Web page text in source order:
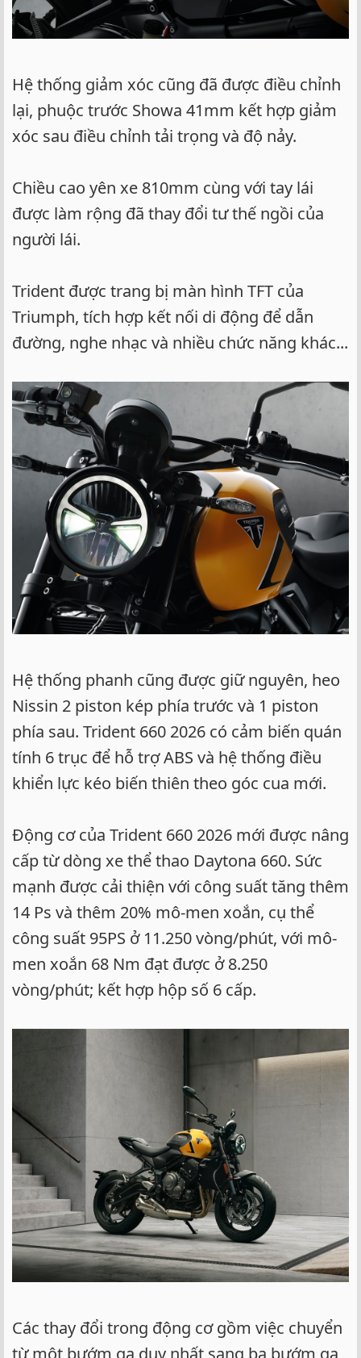
Hệ thống giảm xóc cũng đã được điều chỉnh
lại, phuộc trước Showa 41mm kết hợp giảm
xóc sau điều chỉnh tải trọng và độ nảy.
Chiều cao yên xe 810mm cùng với tay lái
được làm rộng đã thay đổi tư thế ngồi của
người lái.
Trident được trang bị màn hình TFT của
Triumph, tích hợp kết nối di động để dẫn
đường, nghe nhạc và nhiều chức năng khác...
Hệ thống phanh cũng được giữ nguyên, heo
Nissin 2 piston kép phía trước và 1 piston
phía sau. Trident 660 2026 có cảm biến quán
tính 6 trục để hỗ trợ ABS và hệ thống điều
khiển lực kéo biến thiên theo góc cua mới.
Động cơ của Trident 660 2026 mới được nâng
cấp từ dòng xe thể thao Daytona 660. Sức
mạnh được cải thiện với công suất tăng thêm
14 Ps và thêm 20% mô-men xoắn, cụ thể
công suất 95PS ở 11.250 vòng/phút, với mô-
men xoắn 68 Nm đạt được ở 8.250
vòng/phút; kết hợp hộp số 6 cấp.
Các thay đổi trong động cơ gồm việc chuyển
từ một bướm ga duy nhất sang ba bướm ga